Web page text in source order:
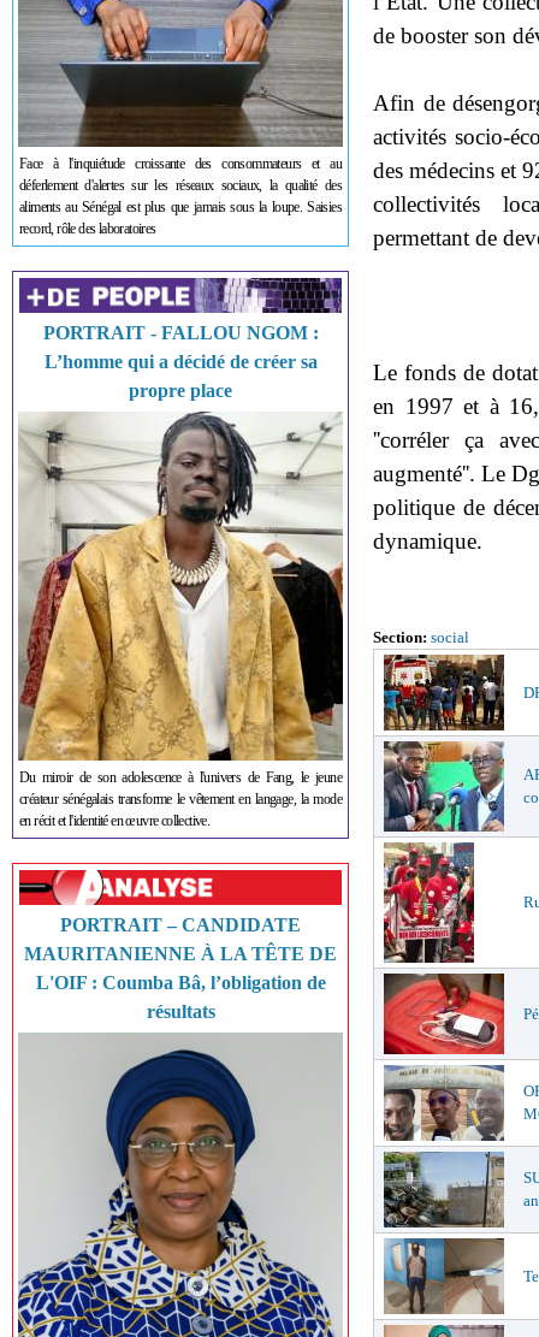
Face à l'inquiétude croissante des consommateurs et au
déferlement d'alertes sur les réseaux sociaux, la qualité des
aliments au Sénégal est plus que jamais sous la loupe. Saisies
record, rôle des laboratoires
PORTRAIT - FALLOU NGOM :
L’homme qui a décidé de créer sa
propre place
Du miroir de son adolescence à l'univers de Fang, le jeune
créateur sénégalais transforme le vêtement en langage, la mode
en récit et l'identité en œuvre collective.
PORTRAIT – CANDIDATE
MAURITANIENNE À LA TÊTE DE
L'OIF : Coumba Bâ, l’obligation de
résultats
de booster son
Afin de
activités socio-
des médecins et
collectivités
permettant de
Le fonds de
en 1997 et à
''corréler ça
augmenté''. Le
politique de
dynamique.
Section: social